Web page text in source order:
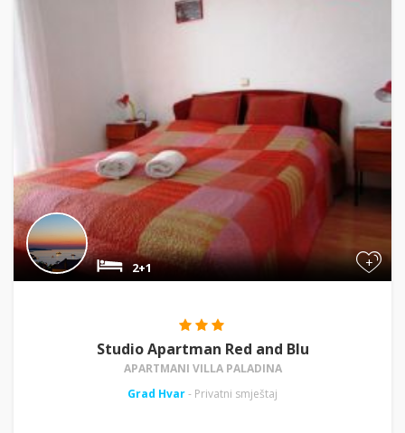
+
2+1
Studio Apartman Red and Blu
APARTMANI VILLA PALADINA
Grad Hvar- Privatni smještaj